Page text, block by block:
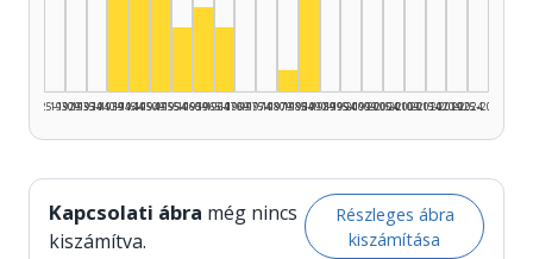
1925–1929
1930–1934
1935–1939
1940–1944
1945–1949
1950–1954
Actor, 1955–1959: 3
1955–1959
1960–1964
Actor, 1965–1969: 3
1965–1969
1970–1974
1975–1979Actor, 1980–1984: 1
1980–1984
1985–1989
1990–1994
1995–1999
2000–2004
2005–2009
2010–2014
2015–2019
2020–2024
2025–2026
Kapcsolati ábra még nincs
kiszámítva.
Részleges ábra
kiszámítása